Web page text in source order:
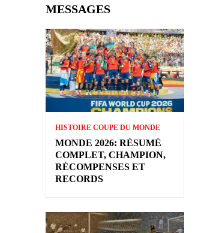
MESSAGES
HISTOIRE COUPE DU MONDE
MONDE 2026: RÉSUMÉ
COMPLET, CHAMPION,
RÉCOMPENSES ET
RECORDS